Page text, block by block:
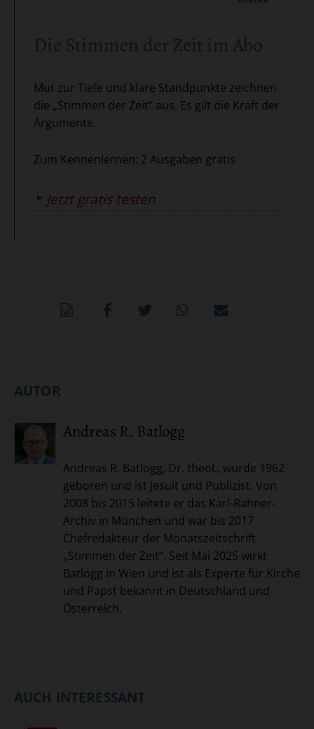
Die Stimmen der Zeit im Abo
Mut zur Tiefe und klare Standpunkte zeichnen
die „Stimmen der Zeit“ aus. Es gilt die Kraft der
Argumente.
Zum Kennenlernen: 2 Ausgaben gratis
Jetzt gratis testen
Überschrift
Artikel-
Infos
AUTOR
Andreas R. Batlogg
Andreas R. Batlogg, Dr. theol., wurde 1962
geboren und ist Jesuit und Publizist. Von
2008 bis 2015 leitete er das Karl-Rahner-
Archiv in München und war bis 2017
Chefredakteur der Monatszeitschrift
„Stimmen der Zeit“. Seit Mai 2025 wirkt
Batlogg in Wien und ist als Experte für Kirche
und Papst bekannt in Deutschland und
Österreich.
AUCH INTERESSANT